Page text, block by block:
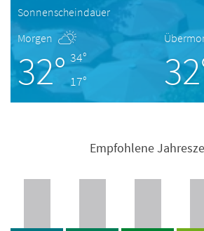
Sonnenscheindauer
Morgen
32° 34°
17°
Empfohlene